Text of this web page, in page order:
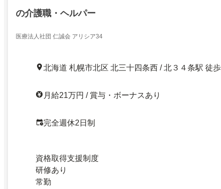
の介護職・ヘルパー
医療法人社団 仁誠会 アリシア34
北海道 札幌市北区 北三十四条西 / 北３４条駅 徒
月給21万円 / 賞与・ボーナスあり
完全週休2日制
資格取得支援制度
研修あり
常勤